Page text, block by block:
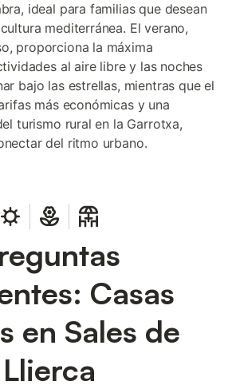
ideal para familias que desean
mediterránea. El verano,
proporciona la máxima
al aire libre y las noches
bajo las estrellas, mientras que el
más económicas y una
turismo rural en la Garrotxa,
del ritmo urbano.
Casas
en Sales de
Llierca